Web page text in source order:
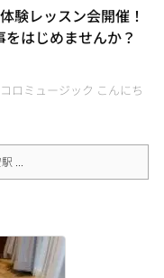
験レッスン会開催！
はじめませんか？
ロミュージック こんにち
...